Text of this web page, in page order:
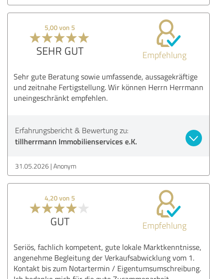
5,00 von 5
SEHR GUT Empfehlung
Sehr gute Beratung sowie umfassende, aussagekräftige
und zeitnahe Fertigstellung. Wir können Herrn Herrmann
uneingeschränkt empfehlen.
Erfahrungsbericht & Bewertung zu:
tillherrmann Immobilienservices e.K.
31.05.2026 Anonym
4,20 von 5
GUT Empfehlung
Seriös, fachlich kompetent, gute lokale Marktkenntnisse,
angenehme Begleitung der Verkaufsabwicklung vom 1.
Kontakt bis zum Notartermin / Eigentumsumschreibung.